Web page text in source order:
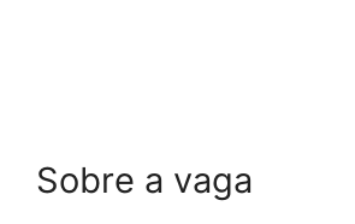
Sobre a vaga